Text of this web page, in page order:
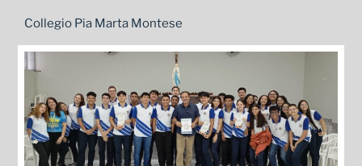
Collegio Pia Marta Montese